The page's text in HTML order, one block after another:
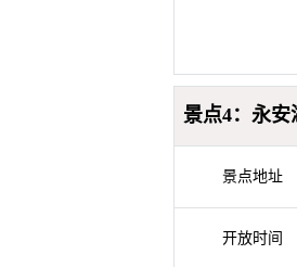
景点4：永安
景点地址
开放时间